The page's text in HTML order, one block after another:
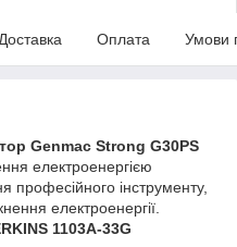
Доставка Оплата Умови
Genmac Strong G30PS
електроенергією
професійного інструменту,
електроенергії.
1103A-33G